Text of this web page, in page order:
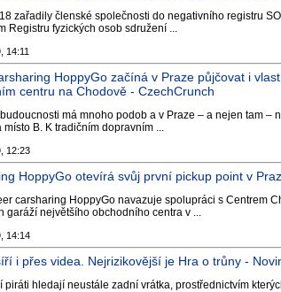
zařadily členské společnosti do negativního registru
Registru fyzických osob sdružení ...
14:11
HoppyGo začíná v Praze půjčovat i
centru na Chodově - CzechCrunch
má mnoho podob a v Praze – a nejen tam –
místo B. K tradičním dopravním ...
12:23
HoppyGo otevírá svůj první pickup point v
carsharing HoppyGo navazuje spolupráci s Centrem
garáží největšího obchodního centra v ...
14:14
i přes videa. Nejrizikovější je Hra o trůny -
piráti hledají neustále zadní vrátka, prostřednictvím